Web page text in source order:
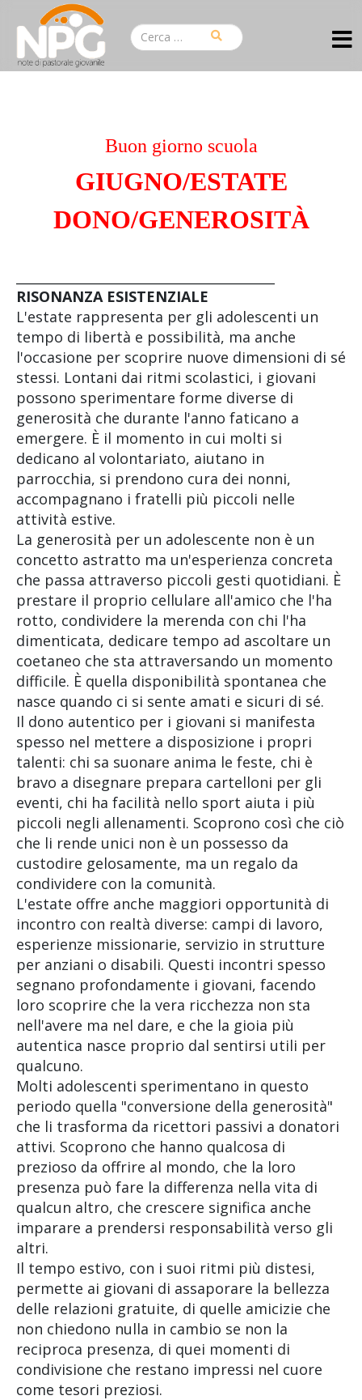
Buon giorno scuola
GIUGNO/ESTATE
DONO/GENEROSITÀ
RISONANZA ESISTENZIALE
L'estate rappresenta per gli adolescenti un
tempo di libertà e possibilità, ma anche
l'occasione per scoprire nuove dimensioni di sé
stessi. Lontani dai ritmi scolastici, i giovani
possono sperimentare forme diverse di
generosità che durante l'anno faticano a
emergere. È il momento in cui molti si
dedicano al volontariato, aiutano in
parrocchia, si prendono cura dei nonni,
accompagnano i fratelli più piccoli nelle
attività estive.
La generosità per un adolescente non è un
concetto astratto ma un'esperienza concreta
che passa attraverso piccoli gesti quotidiani. È
prestare il proprio cellulare all'amico che l'ha
rotto, condividere la merenda con chi l'ha
dimenticata, dedicare tempo ad ascoltare un
coetaneo che sta attraversando un momento
difficile. È quella disponibilità spontanea che
nasce quando ci si sente amati e sicuri di sé.
Il dono autentico per i giovani si manifesta
spesso nel mettere a disposizione i propri
talenti: chi sa suonare anima le feste, chi è
bravo a disegnare prepara cartelloni per gli
eventi, chi ha facilità nello sport aiuta i più
piccoli negli allenamenti. Scoprono così che ciò
che li rende unici non è un possesso da
custodire gelosamente, ma un regalo da
condividere con la comunità.
L'estate offre anche maggiori opportunità di
incontro con realtà diverse: campi di lavoro,
esperienze missionarie, servizio in strutture
per anziani o disabili. Questi incontri spesso
segnano profondamente i giovani, facendo
loro scoprire che la vera ricchezza non sta
nell'avere ma nel dare, e che la gioia più
autentica nasce proprio dal sentirsi utili per
qualcuno.
Molti adolescenti sperimentano in questo
periodo quella "conversione della generosità"
che li trasforma da ricettori passivi a donatori
attivi. Scoprono che hanno qualcosa di
prezioso da offrire al mondo, che la loro
presenza può fare la differenza nella vita di
qualcun altro, che crescere significa anche
imparare a prendersi responsabilità verso gli
altri.
Il tempo estivo, con i suoi ritmi più distesi,
permette ai giovani di assaporare la bellezza
delle relazioni gratuite, di quelle amicizie che
non chiedono nulla in cambio se non la
reciproca presenza, di quei momenti di
condivisione che restano impressi nel cuore
come tesori preziosi.